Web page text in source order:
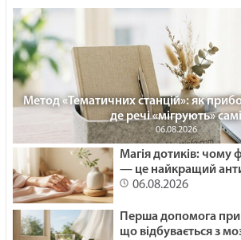
Метод «Тематичних станцій»: як
де речі «мігрують»
06.08.2026
Магія дотиків: чому
— це найкращий
06.08.2026
Перша допомога при
що відбувається з